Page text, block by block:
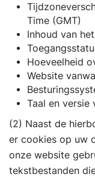
Time (GMT)
Inhoud van
Hoeveelheid
Website
Taal en
(2) Naast de
er cookies op uw
onze website
tekstbestanden